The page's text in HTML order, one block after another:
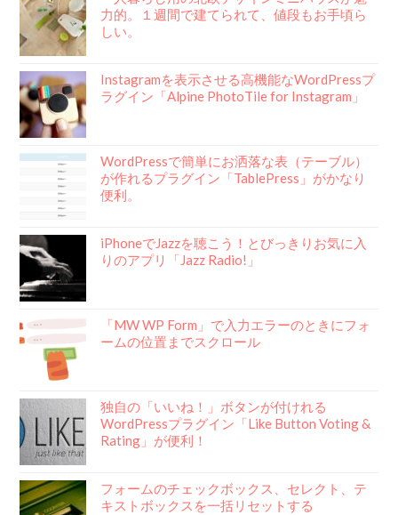
力的。１週間で建てられて、値段もお手頃ら
しい。
Instagramを表示させる高機能なWordPressプ
ラグイン「Alpine PhotoTile for Instagram」
WordPressで簡単にお洒落な表（テーブル）
が作れるプラグイン「TablePress」がかなり
便利。
iPhoneでJazzを聴こう！とびっきりお気に入
りのアプリ「Jazz Radio!」
「MW WP Form」で入力エラーのときにフォ
ームの位置までスクロール
独自の「いいね！」ボタンが付けれる
WordPressプラグイン「Like Button Voting &
Rating」が便利！
フォームのチェックボックス、セレクト、テ
キストボックスを一括リセットする